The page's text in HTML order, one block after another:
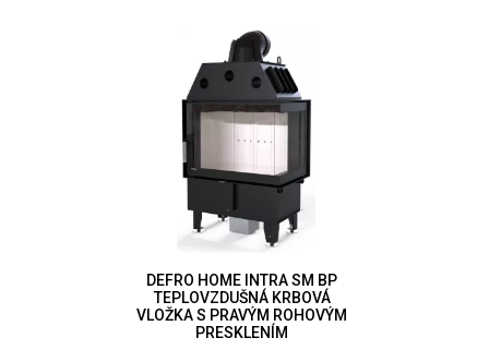
DEFRO HOME INTRA SM BP
TEPLOVZDUŠNÁ KRBOVÁ
VLOŽKA S PRAVÝM ROHOVÝM
PRESKLENÍM